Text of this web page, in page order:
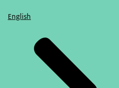
English